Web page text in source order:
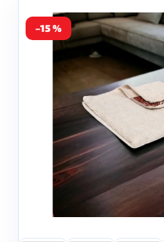
je
0,0
z
5
–15 %